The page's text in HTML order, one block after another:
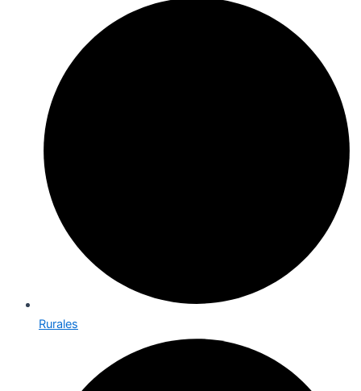
Rurales